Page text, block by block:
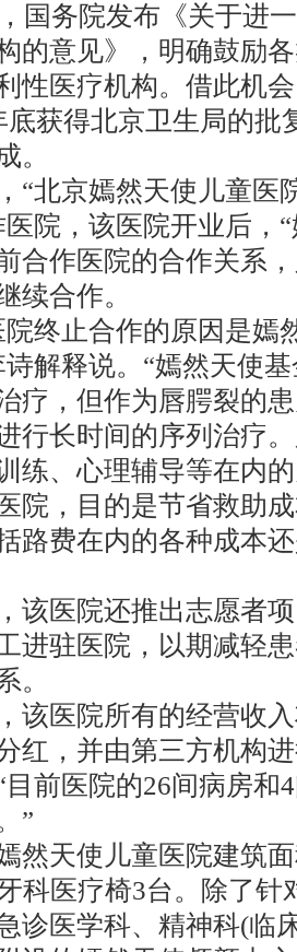
务院发布《关于进一
的意见》，明确鼓励
性医疗机构。借此机
底获得北京卫生局的批
。
京嫣然天使儿童医
院，该医院开业后，
合作医院的合作关系
续合作。
止合作的原因是嫣
解释说。“嫣然天使
疗，但作为唇腭裂的
行长时间的序列治疗
练、心理辅导等在内
院，目的是节省救助
路费在内的各种成本
医院还推出志愿者项
进驻医院，以期减轻
。
医院所有的经营收入
红，并由第三方机构
前医院的26间病房和
”
天使儿童医院建筑面
科医疗椅3台。除了针
诊医学科、精神科(临